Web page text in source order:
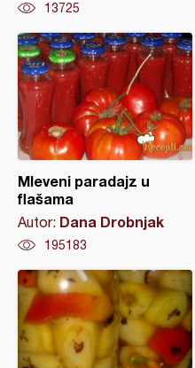
13725
Mleveni paradajz u
flašama
Autor: Dana Drobnjak
195183